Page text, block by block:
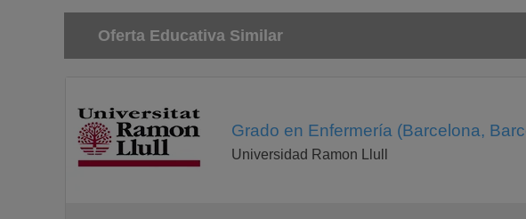
Oferta Educativa Similar
Grado en Enfermería (Barcelona,
Universidad Ramon Llull